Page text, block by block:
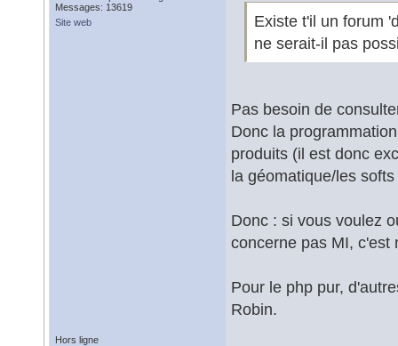
Messages: 13619
Site web
Existe t'il un forum
ne serait-il pas
Pas besoin de
Donc la
produits (il est donc
la géomatique/les
Donc : si vous voulez
concerne pas MI, c'est
Pour le php pur,
Robin.
Hors ligne